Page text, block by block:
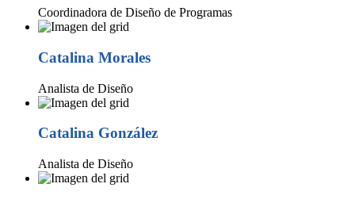
Coordinadora de Diseño de Programas
Catalina Morales
Analista de Diseño
Catalina González
Analista de Diseño